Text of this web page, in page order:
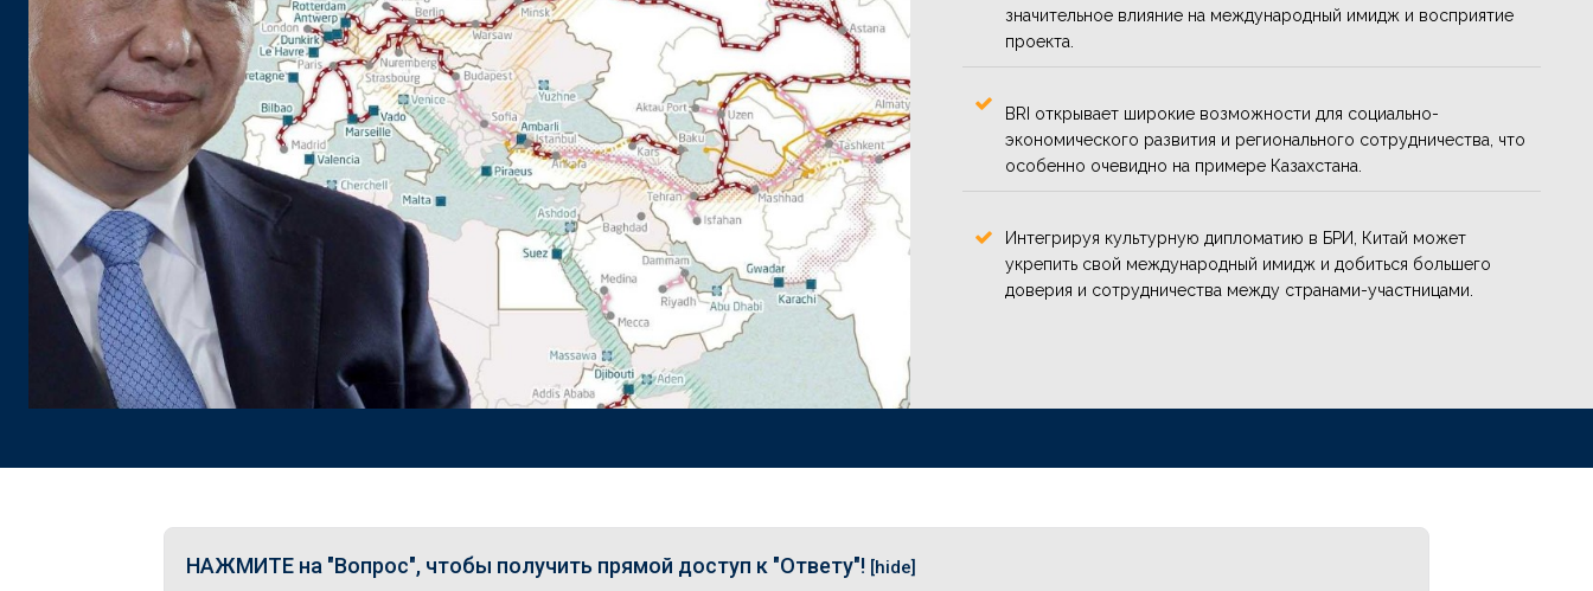
значительное влияние на международный имидж и восприятие
проекта.
BRI открывает широкие возможности для социально-
экономического развития и регионального сотрудничества, что
особенно очевидно на примере Казахстана.
Интегрируя культурную дипломатию в БРИ, Китай может
укрепить свой международный имидж и добиться большего
доверия и сотрудничества между странами-участницами.
НАЖМИТЕ на "Вопрос", чтобы получить прямой доступ к "Ответу"! [hide]